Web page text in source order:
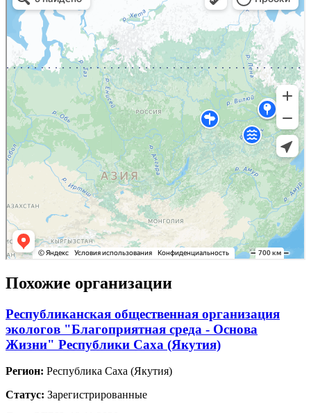
Похожие организации
Республиканская общественная организация
экологов "Благоприятная среда - Основа
Жизни" Республики Саха (Якутия)
Регион: Республика Саха (Якутия)
Статус: Зарегистрированные